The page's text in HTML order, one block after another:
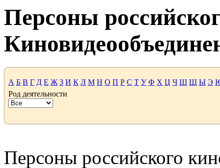
Персоны
А Б В Г Д Е Ж З И К Л М Н О П Р С Т У Ф Х Ц Ч Ш Щ Ы Э
Род деятельности
Персоны российского